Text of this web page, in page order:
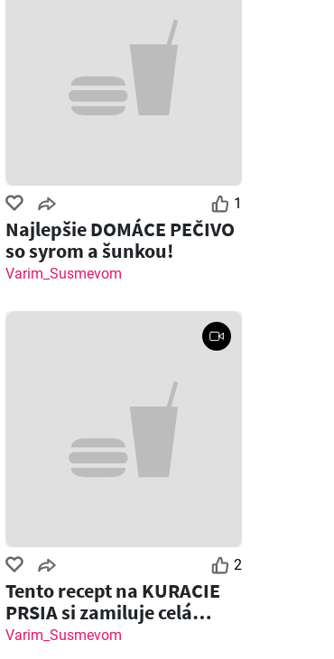
1
Najlepšie DOMÁCE PEČIVO
so syrom a šunkou!
Varim_Susmevom
2
Tento recept na KURACIE
PRSIA si zamiluje celá
rodina!
Varim_Susmevom